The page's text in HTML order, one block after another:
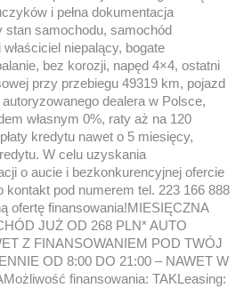
i pełna dokumentacja
stan samochodu, samochód
niepalący, bogate
bez korozji, napęd 4×4, ostatni
przy przebiegu 49319 km, pojazd
dealera w Polsce,
własnym 0%, raty aż na 120
kredytu nawet o 5 miesięcy,
W celu uzyskania
o aucie i bezkonkurencyjnej ofercie
kontakt pod numerem tel. 223 166 888
ofertę finansowania!MIESIĘCZNA
JUŻ OD 268 PLN* AUTO
Z FINANSOWANIEM POD TWÓJ
OD 8:00 DO 21:00 – NAWET W
finansowania: TAKLeasing: